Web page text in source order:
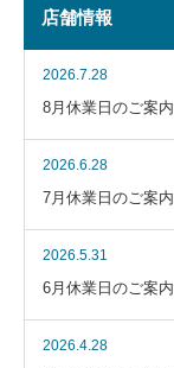
店舗情報
2026.7.28
8月休業日のご案内
2026.6.28
7月休業日のご案内
2026.5.31
6月休業日のご案内
2026.4.28